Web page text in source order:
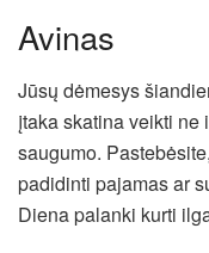
Avinas
Jūsų dėmesys
įtaka skatina veikti
saugumo.
padidinti pajamas ar
Diena palanki kurti